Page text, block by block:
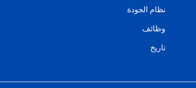
نظام الجودة
وظائف
تاريخ